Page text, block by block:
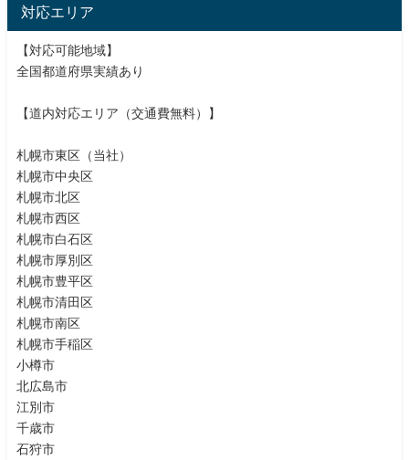
対応エリア
【対応可能地域】
全国都道府県実績あり
【道内対応エリア（交通費無料）】
札幌市東区（当社）
札幌市中央区
札幌市北区
札幌市西区
札幌市白石区
札幌市厚別区
札幌市豊平区
札幌市清田区
札幌市南区
札幌市手稲区
小樽市
北広島市
江別市
千歳市
石狩市